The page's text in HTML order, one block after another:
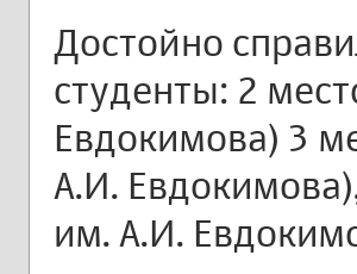
Достойно
студенты: 2
Евдокимова) 3
А.И.
им. А.И.